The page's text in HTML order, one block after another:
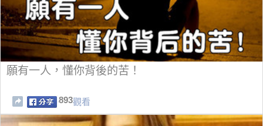
願有一人，懂你背後的苦！
893觀看